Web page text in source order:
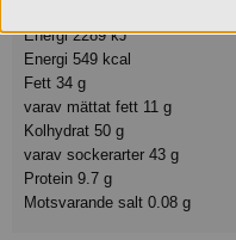
Energi 2289 kJ
Energi 549 kcal
Fett 34 g
varav mättat fett 11 g
Kolhydrat 50 g
varav sockerarter 43 g
Protein 9.7 g
Motsvarande salt 0.08 g